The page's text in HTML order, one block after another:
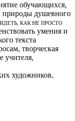
обучающихся,
природы душевного
КАК НЕ ПРОСТО
умения и
текста
творческая
учителя,
художников,